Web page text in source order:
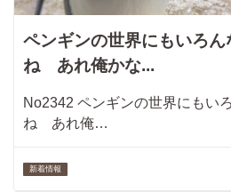
ペンギンの世界にもいろ
ね あれ俺かな...
No2342 ペンギンの世界にもい
ね あれ俺…
新着情報